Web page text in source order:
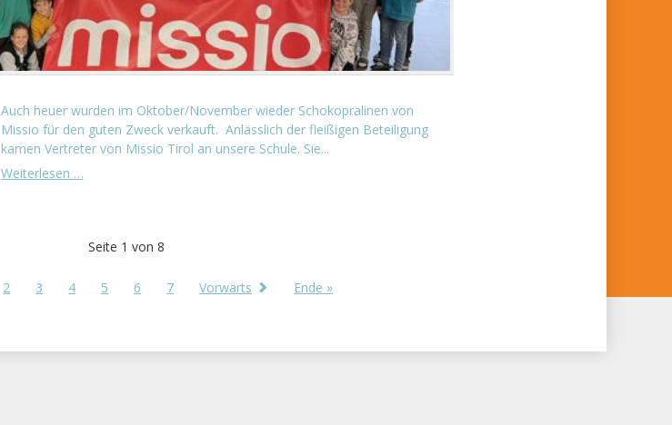
Auch heuer wurden im Oktober/November wieder Schokopralinen von
Missio für den guten Zweck verkauft. Anlässlich der fleißigen Beteiligung
kamen Vertreter von Missio Tirol an unsere Schule. Sie...
Weiterlesen …
Seite 1 von 8
2 3 4 5 6 7 Vorwärts Ende »